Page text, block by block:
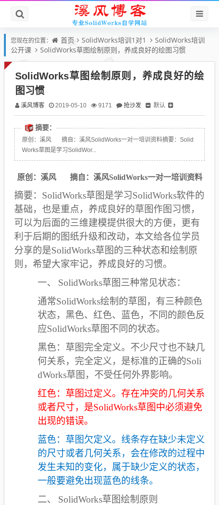
您现在的位置： 首页 SolidWorks培训1对1
SolidWorks培训
公开课
SolidWorks草图绘制原则，养成良好的绘图习惯
SolidWorks草图绘制原则，养成良好的绘
图习惯
溪风博客 2019-05-10 9171 抢沙发 默认
摘要：
原创：溪风 摘自：溪风SolidWorks一对一培训资料摘要：Solid
Works草图是学习SolidWor...
原创：溪风 摘自：溪风SolidWorks一对一培训资料
摘要：SolidWorks草图是学习SolidWorks软件的
基础，也是重点，养成良好的草图作图习惯，
可以为后面的三维建模提供很大的方便，更有
利于后期的图纸升级和改动，本文给各位学员
分享的是SolidWorks草图的三种状态和绘制原
则，希望大家牢记，养成良好的习惯。
一、
SolidWorks草图三种常见状态：
通常SolidWorks绘制的草图，有三种颜色
状态，黑色、红色、蓝色，不同的颜色反
应SolidWorks草图不同的状态。
黑色：草图完全定义。不少尺寸也不缺几
何关系，完全定义，是标准的正确的Soli
dWorks草图，不受任何外界影响。
红色：草图过定义。存在冲突的几何关系
或者尺寸，是SolidWorks草图中必须避免
出现的错误。
蓝色：草图欠定义。线条存在缺少未定义
的尺寸或者几何关系，会在修改的过程中
发生未知的变化，属于缺少定义的状态，
一般要避免出现蓝色的线条。
二、
SolidWorks草图绘制原则